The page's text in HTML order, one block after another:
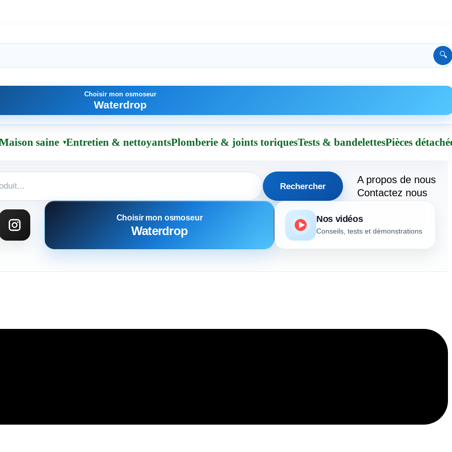
🔍
Choisir mon osmoseur
Waterdrop
saine Entretien & nettoyantsPlomberie & joints toriquesTests & bandelettesPièces
Rechercher
A propos de nous
Contactez nous
Choisir mon osmoseur
Waterdrop
Nos vidéos
Conseils, tests et démonstrations